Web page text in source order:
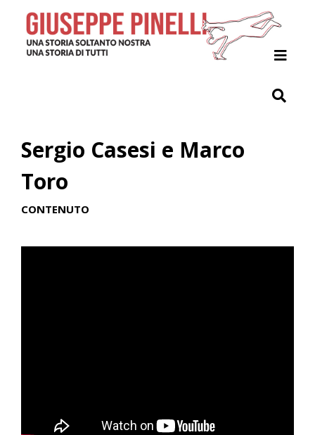
Giuseppe Pinelli
Archivio
Indici
Sergio Casesi e Marco
Toro
CONTENUTO